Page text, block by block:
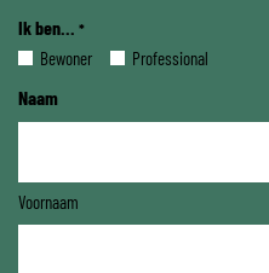
Ik ben... *
Bewoner Professional
Naam
Voornaam